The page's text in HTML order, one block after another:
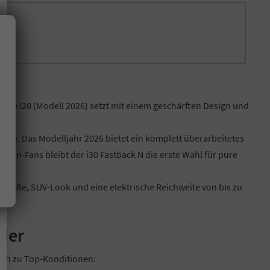
i20 (Modell 2026) setzt mit einem geschärften Design und
Das Modelljahr 2026 bietet ein komplett überarbeitetes
Fans bleibt der i30 Fastback N die erste Wahl für pure
SUV-Look und eine elektrische Reichweite von bis zu
zu Top-Konditionen: